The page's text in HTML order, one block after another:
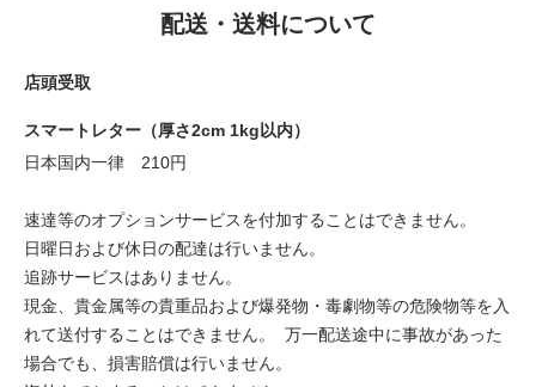
配送・送料について
店頭受取
スマートレター（厚さ2cm 1kg以内）
日本国内一律 210円
速達等のオプションサービスを付加することはできません。
日曜日および休日の配達は行いません。
追跡サービスはありません。
現金、貴金属等の貴重品および爆発物・毒劇物等の危険物等を入
れて送付することはできません。 万一配送途中に事故があった
場合でも、損害賠償は行いません。